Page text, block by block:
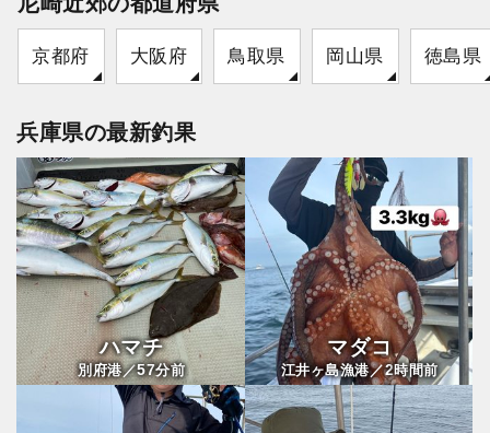
京都府 大阪府 鳥取県 岡山県 徳島県
兵庫県の最新釣果
ハマチ
別府港／57分前
マダコ
江井ヶ島漁港／2時間前